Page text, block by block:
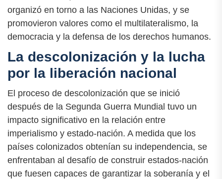
organizó en torno a las Naciones Unidas, y se
promovieron valores como el multilateralismo, la
democracia y la defensa de los derechos humanos.
La descolonización y la lucha
por la liberación nacional
El proceso de descolonización que se inició
después de la Segunda Guerra Mundial tuvo un
impacto significativo en la relación entre
imperialismo y estado-nación. A medida que los
países colonizados obtenían su independencia, se
enfrentaban al desafío de construir estados-nación
que fuesen capaces de garantizar la soberanía y el